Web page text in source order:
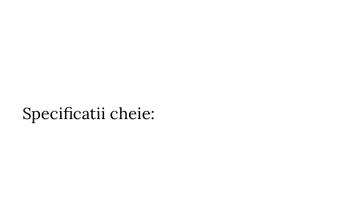
Specificatii cheie: